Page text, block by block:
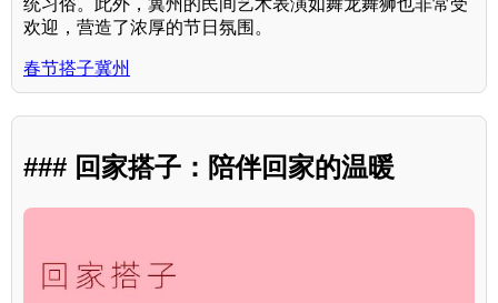
欢迎，营造了浓厚的节日氛围。
春节搭子冀州
### 回家搭子：陪伴回家的温暖